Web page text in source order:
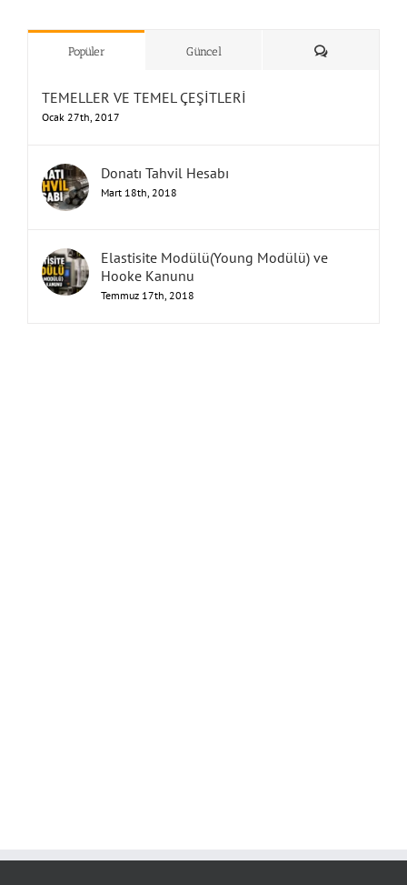
& ”Humbarahane”
Popüler Güncel Yorum
TEMELLER VE TEMEL ÇEŞİTLERİ
Ocak 27th, 2017
Donatı Tahvil Hesabı
Mart 18th, 2018
Elastisite Modülü(Young Modülü) ve
Hooke Kanunu
Temmuz 17th, 2018